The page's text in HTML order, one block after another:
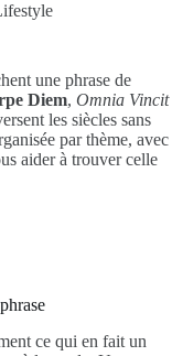
une phrase de
Diem, Omnia Vincit
les siècles sans
par thème, avec
aider à trouver celle
ce qui en fait un